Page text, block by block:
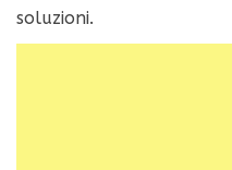
soluzioni.